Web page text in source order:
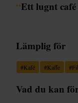
“Ett lugnt
Lämplig för
#Kafé #Kaffe #
Vad du kan